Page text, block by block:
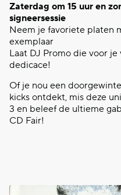
Zaterdag om 15 uur en
signeersessie
Neem je favoriete platen
exemplaar
Laat DJ Promo die voor
dedicace!
Of je nou een
kicks ontdekt, mis deze
3 en beleef de ultieme
CD Fair!